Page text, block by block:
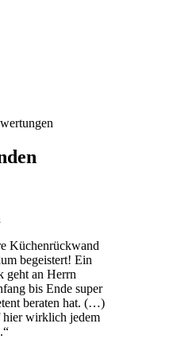
Küchenrückwand
begeistert! Ein
geht an Herrn
bis Ende super
beraten hat. (…)
wirklich jedem